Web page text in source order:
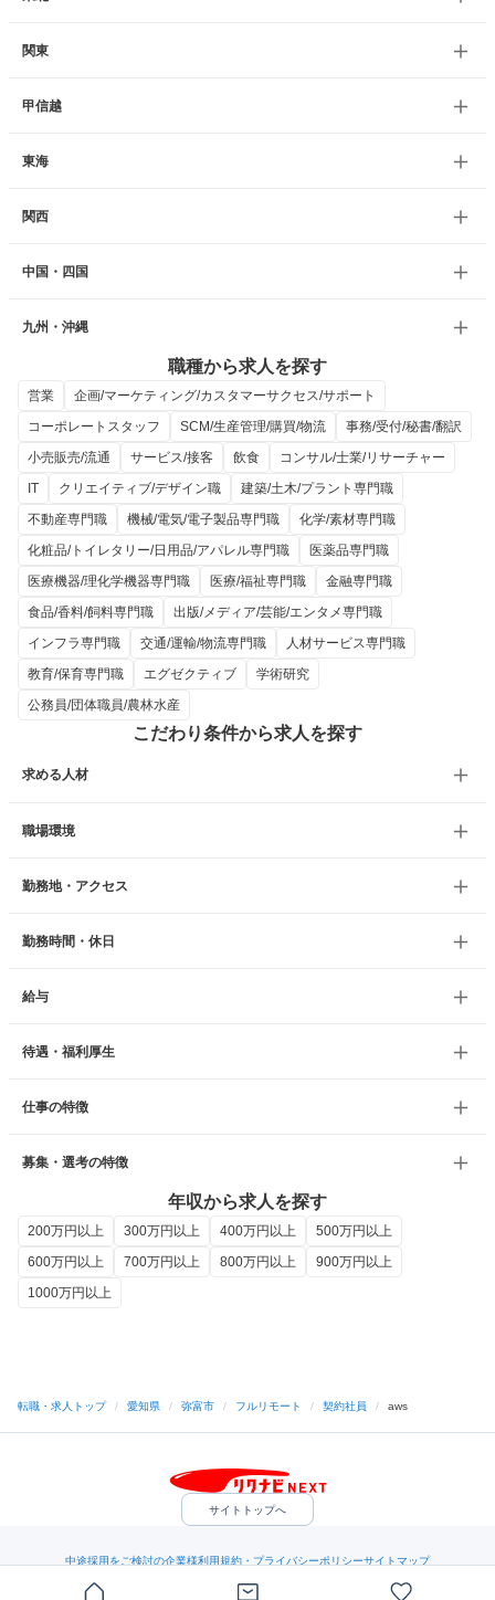
関東
甲信越
東海
関西
中国・四国
九州・沖縄
職種から求人を探す
営業
企画/マーケティング/カスタマーサクセス/サポート
コーポレートスタッフ
SCM/生産管理/購買/物流
事務/受付/秘書/翻訳
小売販売/流通
サービス/接客 飲食
コンサル/士業/リサーチャー
IT
クリエイティブ/デザイン職
建築/土木/プラント専門職
不動産専門職
機械/電気/電子製品専門職
化学/素材専門職
化粧品/トイレタリー/日用品/アパレル専門職
医薬品専門職
医療機器/理化学機器専門職
医療/福祉専門職
金融専門職
食品/香料/飼料専門職
出版/メディア/芸能/エンタメ専門職
インフラ専門職
交通/運輸/物流専門職
人材サービス専門職
教育/保育専門職
エグゼクティブ
学術研究
公務員/団体職員/農林水産
こだわり条件から求人を探す
求める人材
職場環境
勤務地・アクセス
勤務時間・休日
給与
待遇・福利厚生
仕事の特徴
募集・選考の特徴
年収から求人を探す
200万円以上 300万円以上 400万円以上
500万円以上
600万円以上
700万円以上 800万円以上
900万円以上
1000万円以上
転職・求人トップ / 愛知県 / 弥富市 / フルリモート / 契約社員 / aws
サイトトップへ
中途採用をご検討の企業様利用規約・プライバシーポリシーサイトマップ
（C）Indeed Inc.